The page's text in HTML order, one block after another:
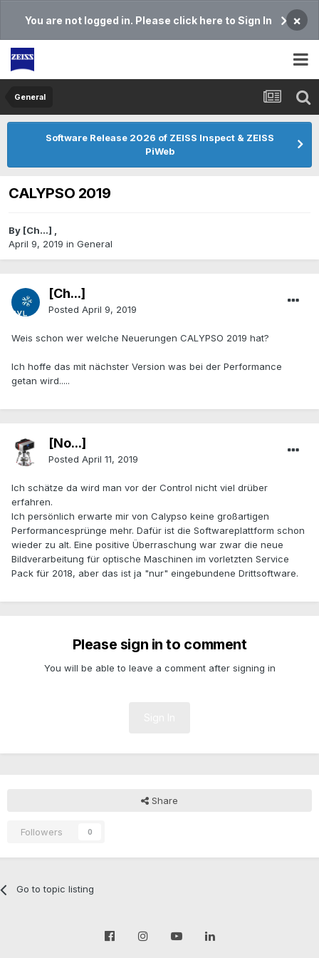
You are not logged in. Please click here to Sign In ×
General
Software Release 2026 of ZEISS Inspect & ZEISS
PiWeb
CALYPSO 2019
By [Ch...] ,
April 9, 2019 in General
[Ch...]
Posted April 9, 2019
Weis schon wer welche Neuerungen CALYPSO 2019 hat?
Ich hoffe das mit nächster Version was bei der Performance
getan wird.....
[No...]
Posted April 11, 2019
Ich schätze da wird man vor der Control nicht viel drüber
erfahren.
Ich persönlich erwarte mir von Calypso keine großartigen
Performancesprünge mehr. Dafür ist die Softwareplattform schon
wieder zu alt. Eine positive Überraschung war zwar die neue
Bildverarbeitung für optische Maschinen im vorletzten Service
Pack für 2018, aber das ist ja "nur" eingebundene Drittsoftware.
Please sign in to comment
You will be able to leave a comment after signing in
Share
Followers 0
Go to topic listing